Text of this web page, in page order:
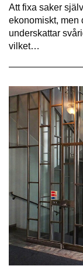
Att fixa saker
ekonomiskt, men
underskattar
vilket…